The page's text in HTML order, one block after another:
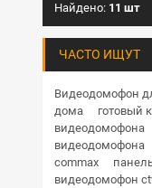
Найдено: 11 шт
ЧАСТО ИЩУТ
Видеодомофон
дома
готовый
видеодомофона
видеодомофона
commax
видеодомофон